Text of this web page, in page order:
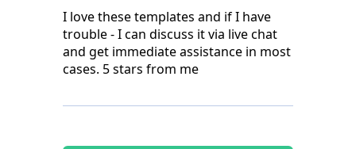
I love these templates and if I have
trouble - I can discuss it via live chat
and get immediate assistance in most
cases. 5 stars from me